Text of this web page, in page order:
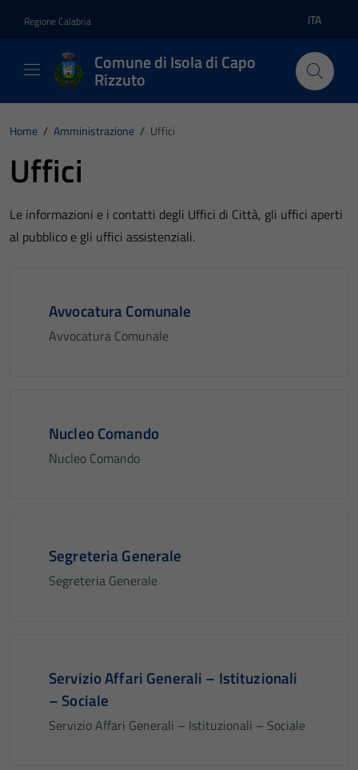
Regione Calabria Lingua
ITA
Comune di Isola di Capo
Rizzuto
Home / Amministrazione / Uffici
Uffici
Le informazioni e i contatti degli Uffici di Città, gli uffici aperti
al pubblico e gli uffici assistenziali.
Avvocatura Comunale
Avvocatura Comunale
Nucleo Comando
Nucleo Comando
Segreteria Generale
Segreteria Generale
Servizio Affari Generali – Istituzionali
– Sociale
Servizio Affari Generali – Istituzionali – Sociale